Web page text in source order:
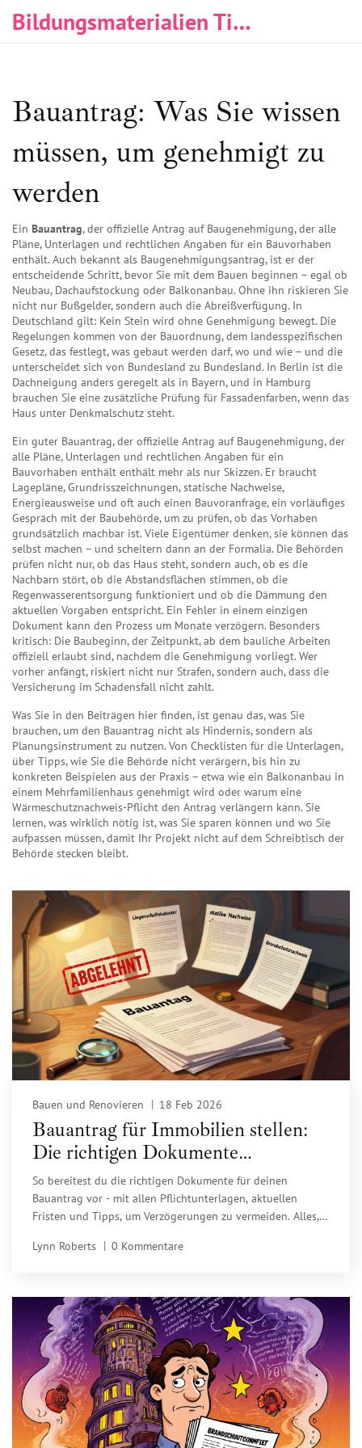
Bildungsmaterialien Tischlerei & Immobilien
Bauantrag: Was Sie wissen
müssen, um genehmigt zu
werden
Ein Bauantrag,der offizielle Antrag auf Baugenehmigung, der alle
Pläne, Unterlagen und rechtlichen Angaben für ein Bauvorhaben
enthält. Auch bekannt als Baugenehmigungsantrag, ist er der
entscheidende Schritt, bevor Sie mit dem Bauen beginnen – egal ob
Neubau, Dachaufstockung oder Balkonanbau. Ohne ihn riskieren Sie
nicht nur Bußgelder, sondern auch die Abreißverfügung. In
Deutschland gilt: Kein Stein wird ohne Genehmigung bewegt. Die
Regelungen kommen von der Bauordnung,dem landesspezifischen
Gesetz, das festlegt, was gebaut werden darf, wo und wie – und die
unterscheidet sich von Bundesland zu Bundesland. In Berlin ist die
Dachneigung anders geregelt als in Bayern, und in Hamburg
brauchen Sie eine zusätzliche Prüfung für Fassadenfarben, wenn das
Haus unter Denkmalschutz steht.
Ein guter Bauantrag,der offizielle Antrag auf Baugenehmigung, der
alle Pläne, Unterlagen und rechtlichen Angaben für ein
Bauvorhaben enthält enthält mehr als nur Skizzen. Er braucht
Lagepläne, Grundrisszeichnungen, statische Nachweise,
Energieausweise und oft auch einen Bauvoranfrage,ein vorläufiges
Gespräch mit der Baubehörde, um zu prüfen, ob das Vorhaben
grundsätzlich machbar ist. Viele Eigentümer denken, sie können das
selbst machen – und scheitern dann an der Formalia. Die Behörden
prüfen nicht nur, ob das Haus steht, sondern auch, ob es die
Nachbarn stört, ob die Abstandsflächen stimmen, ob die
Regenwasserentsorgung funktioniert und ob die Dämmung den
aktuellen Vorgaben entspricht. Ein Fehler in einem einzigen
Dokument kann den Prozess um Monate verzögern. Besonders
kritisch: Die Baubeginn,der Zeitpunkt, ab dem bauliche Arbeiten
offiziell erlaubt sind, nachdem die Genehmigung vorliegt. Wer
vorher anfängt, riskiert nicht nur Strafen, sondern auch, dass die
Versicherung im Schadensfall nicht zahlt.
Was Sie in den Beiträgen hier finden, ist genau das, was Sie
brauchen, um den Bauantrag nicht als Hindernis, sondern als
Planungsinstrument zu nutzen. Von Checklisten für die Unterlagen,
über Tipps, wie Sie die Behörde nicht verärgern, bis hin zu
konkreten Beispielen aus der Praxis – etwa wie ein Balkonanbau in
einem Mehrfamilienhaus genehmigt wird oder warum eine
Wärmeschutznachweis-Pflicht den Antrag verlängern kann. Sie
lernen, was wirklich nötig ist, was Sie sparen können und wo Sie
aufpassen müssen, damit Ihr Projekt nicht auf dem Schreibtisch der
Behörde stecken bleibt.
Bauen und Renovieren 18 Feb 2026
Bauantrag für Immobilien stellen:
Die richtigen Dokumente
vorbereiten
So bereitest du die richtigen Dokumente für deinen
Bauantrag vor - mit allen Pflichtunterlagen, aktuellen
Fristen und Tipps, um Verzögerungen zu vermeiden. Alles,
Lynn Roberts
0 Kommentare